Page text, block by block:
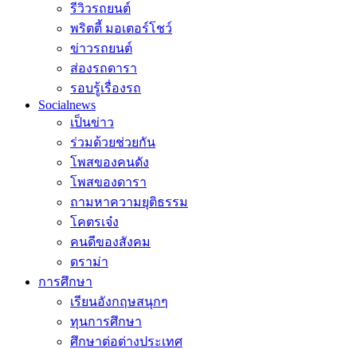
รีวิวรถยนต์
พริตตี้ มอเตอร์โชว์
ข่าวรถยนต์
ส่องรถดารา
รอบรู้เรื่องรถ
Socialnews
เป็นข่าว
ร่วมด้วยช่วยกัน
โพสของคนดัง
โพสของดารา
ถามหาความยุติธรรม
โคตรเจ๋ง
คนดีของสังคม
ดราม่า
การศึกษา
เรียนอังกฤษสนุกๆ
ทุนการศึกษา
ศึกษาต่อต่างประเทศ